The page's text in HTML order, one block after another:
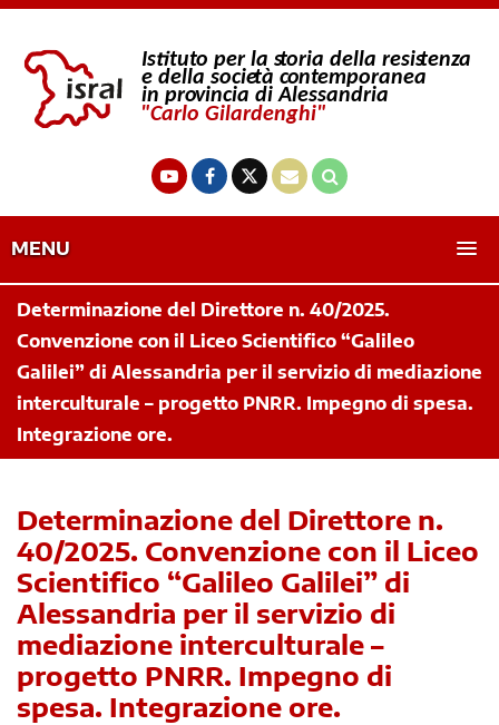
MENU
Determinazione del Direttore n. 40/2025.
Convenzione con il Liceo Scientifico “Galileo
Galilei” di Alessandria per il servizio di mediazione
interculturale – progetto PNRR. Impegno di spesa.
Integrazione ore.
Determinazione del Direttore n.
40/2025. Convenzione con il Liceo
Scientifico “Galileo Galilei” di
Alessandria per il servizio di
mediazione interculturale –
progetto PNRR. Impegno di
spesa. Integrazione ore.